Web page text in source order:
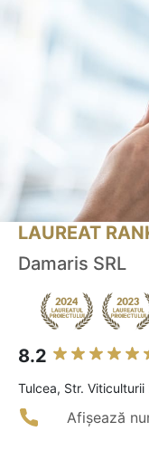
LAUREAT
Damaris SRL
8.2
Tulcea, Str. Viticulturii
Afișează